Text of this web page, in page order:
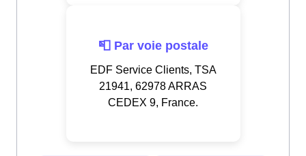
📮 Par voie postale
EDF Service Clients, TSA
21941, 62978 ARRAS
CEDEX 9, France.